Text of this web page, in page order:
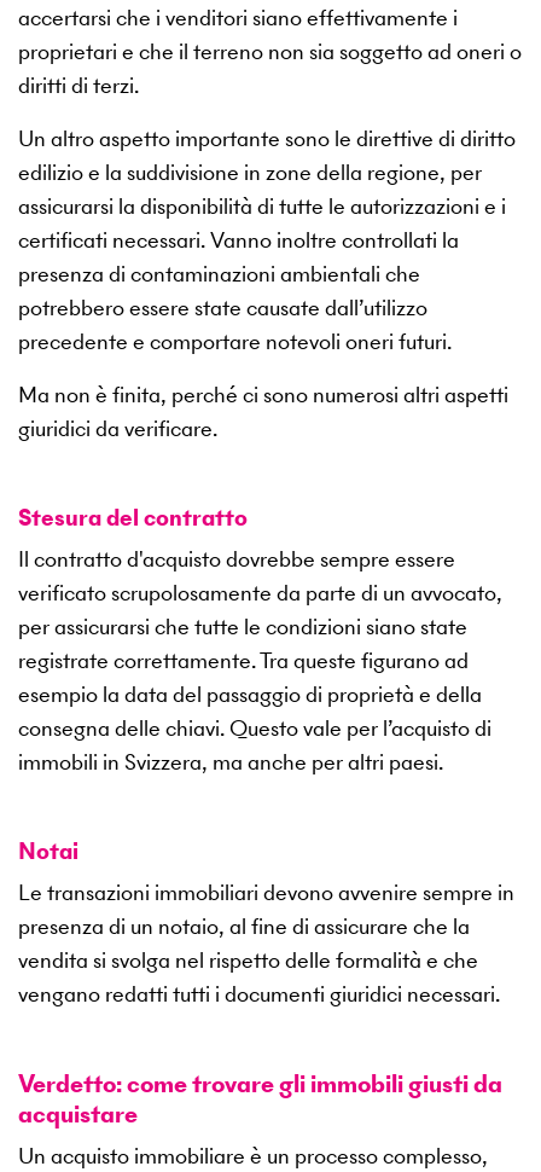
accertarsi che i venditori siano effettivamente i
proprietari e che il terreno non sia soggetto ad oneri o
diritti di terzi.
Un altro aspetto importante sono le direttive di diritto
edilizio e la suddivisione in zone della regione, per
assicurarsi la disponibilità di tutte le autorizzazioni e i
certificati necessari. Vanno inoltre controllati la
presenza di contaminazioni ambientali che
potrebbero essere state causate dall’utilizzo
precedente e comportare notevoli oneri futuri.
Ma non è finita, perché ci sono numerosi altri aspetti
giuridici da verificare.
Stesura del contratto
Il contratto d'acquisto dovrebbe sempre essere
verificato scrupolosamente da parte di un avvocato,
per assicurarsi che tutte le condizioni siano state
registrate correttamente. Tra queste figurano ad
esempio la data del passaggio di proprietà e della
consegna delle chiavi. Questo vale per l’acquisto di
immobili in Svizzera, ma anche per altri paesi.
Notai
Le transazioni immobiliari devono avvenire sempre in
presenza di un notaio, al fine di assicurare che la
vendita si svolga nel rispetto delle formalità e che
vengano redatti tutti i documenti giuridici necessari.
Verdetto: come trovare gli immobili giusti da
acquistare
Un acquisto immobiliare è un processo complesso,